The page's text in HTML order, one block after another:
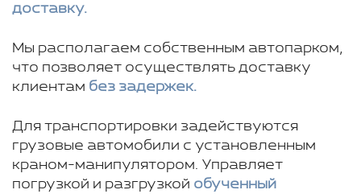
доставку.
Мы располагаем собственным автопарком,
что позволяет осуществлять доставку
клиентам без задержек.
Для транспортировки задействуются
грузовые автомобили с установленным
краном-манипулятором. Управляет
погрузкой и разгрузкой обученный